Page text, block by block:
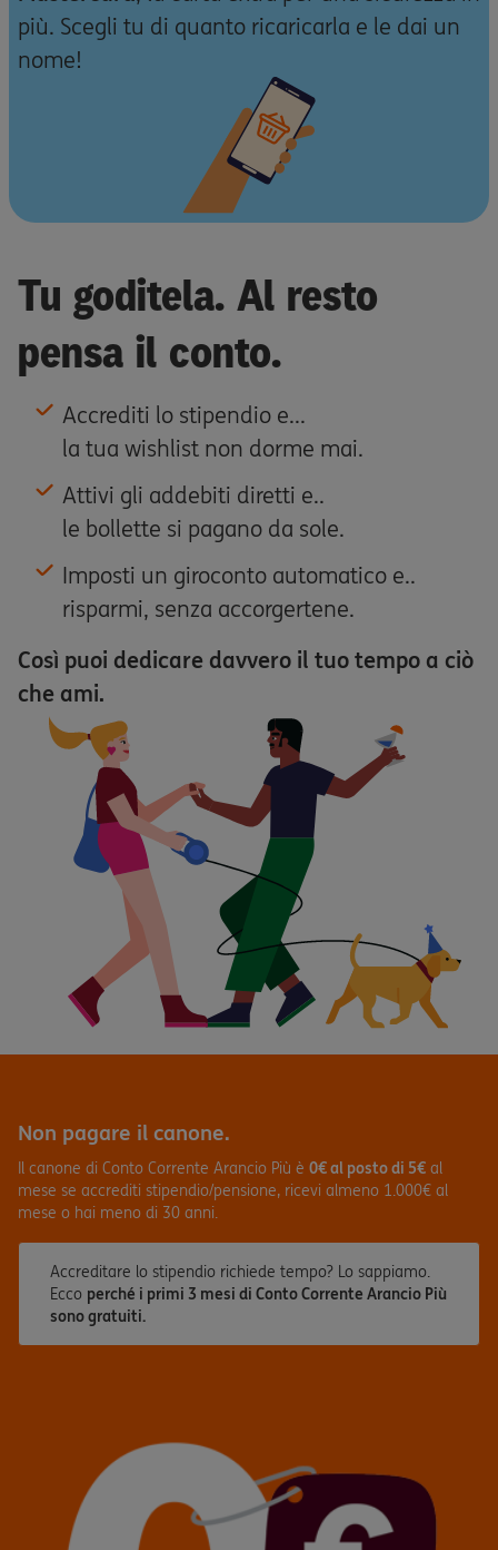
più. Scegli tu di quanto ricaricarla e le dai un
nome!
Tu goditela. Al resto
pensa il conto.
Accrediti lo stipendio e...
la tua wishlist non dorme mai.
Attivi gli addebiti diretti e..
le bollette si pagano da sole.
Imposti un giroconto automatico e..
risparmi, senza accorgertene.
Così puoi dedicare davvero il tuo tempo a ciò
che ami.
Non pagare il canone.
Il canone di Conto Corrente Arancio Più è 0€ al posto di 5€ al
mese se accrediti stipendio/pensione, ricevi almeno 1.000€ al
mese o hai meno di 30 anni.
Accreditare lo stipendio richiede tempo? Lo sappiamo.
Ecco perché i primi 3 mesi di Conto Corrente Arancio Più
sono gratuiti.